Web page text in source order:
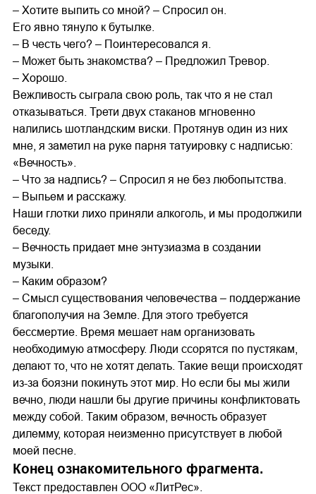
– Хотите выпить со мной? – Спросил он.
Его явно тянуло к бутылке.
– В честь чего? – Поинтересовался я.
– Может быть знакомства? – Предложил Тревор.
– Хорошо.
Вежливость сыграла свою роль, так что я не стал
отказываться. Трети двух стаканов мгновенно
налились шотландским виски. Протянув один из них
мне, я заметил на руке парня татуировку с надписью:
«Вечность».
– Что за надпись? – Спросил я не без любопытства.
– Выпьем и расскажу.
Наши глотки лихо приняли алкоголь, и мы продолжили
беседу.
– Вечность придает мне энтузиазма в создании
музыки.
– Каким образом?
– Смысл существования человечества – поддержание
благополучия на Земле. Для этого требуется
бессмертие. Время мешает нам организовать
необходимую атмосферу. Люди ссорятся по пустякам,
делают то, что не хотят делать. Такие вещи происходят
из-за боязни покинуть этот мир. Но если бы мы жили
вечно, люди нашли бы другие причины конфликтовать
между собой. Таким образом, вечность образует
дилемму, которая неизменно присутствует в любой
моей песне.
Конец ознакомительного фрагмента.
Текст предоставлен ООО «ЛитРес».